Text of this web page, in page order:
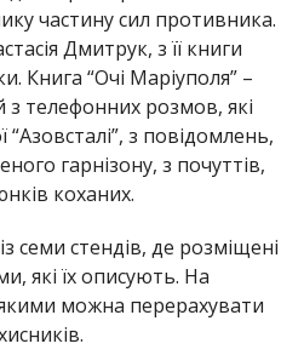
частину сил противника.
Дмитрук, з її книги
Книга “Очі Маріуполя” –
телефонних розмов, які
“Азовсталі”, з повідомлень,
гарнізону, з почуттів,
коханих.
семи стендів, де розміщені
які їх описують. На
можна перерахувати